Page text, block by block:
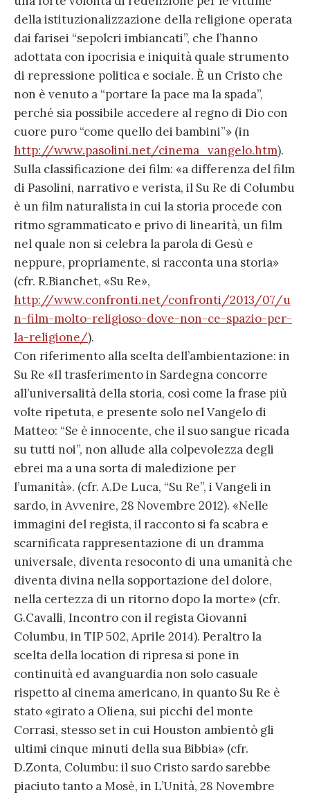
della istituzionalizzazione della religione operata
dai farisei “sepolcri imbiancati”, che l’hanno
adottata con ipocrisia e iniquità quale strumento
di repressione politica e sociale. È un Cristo che
non è venuto a “portare la pace ma la spada”,
perché sia possibile accedere al regno di Dio con
cuore puro “come quello dei bambini”» (in
http://www.pasolini.net/cinema_vangelo.htm).
Sulla classificazione dei film: «a differenza del film
di Pasolini, narrativo e verista, il Su Re di Columbu
è un film naturalista in cui la storia procede con
ritmo sgrammaticato e privo di linearità, un film
nel quale non si celebra la parola di Gesù e
neppure, propriamente, si racconta una storia»
(cfr. R.Bianchet, «Su Re»,
http://www.confronti.net/confronti/2013/07/u
n-film-molto-religioso-dove-non-ce-spazio-per-
la-religione/).
Con riferimento alla scelta dell’ambientazione: in
Su Re «Il trasferimento in Sardegna concorre
all’universalità della storia, così come la frase più
volte ripetuta, e presente solo nel Vangelo di
Matteo: “Se è innocente, che il suo sangue ricada
su tutti noi”, non allude alla colpevolezza degli
ebrei ma a una sorta di maledizione per
l’umanità». (cfr. A.De Luca, “Su Re”, i Vangeli in
sardo, in Avvenire, 28 Novembre 2012). «Nelle
immagini del regista, il racconto si fa scabra e
scarnificata rappresentazione di un dramma
universale, diventa resoconto di una umanità che
diventa divina nella sopportazione del dolore,
nella certezza di un ritorno dopo la morte» (cfr.
G.Cavalli, Incontro con il regista Giovanni
Columbu, in TIP 502, Aprile 2014). Peraltro la
scelta della location di ripresa si pone in
continuità ed avanguardia non solo casuale
rispetto al cinema americano, in quanto Su Re è
stato «girato a Oliena, sui picchi del monte
Corrasi, stesso set in cui Houston ambientò gli
ultimi cinque minuti della sua Bibbia» (cfr.
D.Zonta, Columbu: il suo Cristo sardo sarebbe
piaciuto tanto a Mosè, in L’Unità, 28 Novembre